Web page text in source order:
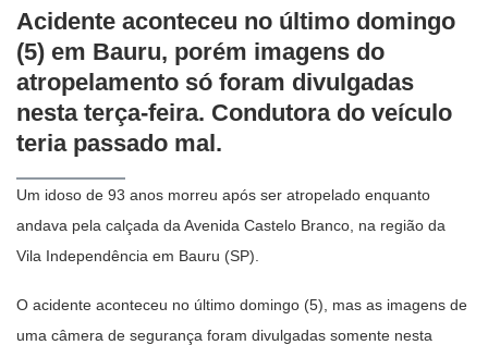
Acidente aconteceu no último domingo
(5) em Bauru, porém imagens do
atropelamento só foram divulgadas
nesta terça-feira. Condutora do veículo
teria passado mal.
Um idoso de 93 anos morreu após ser atropelado enquanto
andava pela calçada da Avenida Castelo Branco, na região da
Vila Independência em Bauru (SP).
O acidente aconteceu no último domingo (5), mas as imagens de
uma câmera de segurança foram divulgadas somente nesta